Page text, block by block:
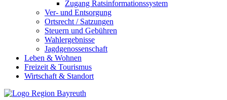
Zugang Ratsinformationssystem
Ver- und Entsorgung
Ortsrecht / Satzungen
Steuern und Gebühren
Wahlergebnisse
Jagdgenossenschaft
Leben & Wohnen
Freizeit & Tourismus
Wirtschaft & Standort